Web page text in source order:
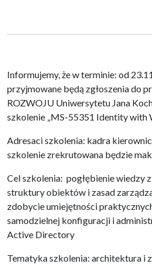
Informujemy, że w terminie: od
przyjmowane będą zgłoszenia do
ROZWOJU Uniwersytetu Jana
szkolenie „MS-55351 Identity with
Adresaci szkolenia: kadra
szkolenie zrekrutowana będzie
Cel szkolenia: pogłębienie wiedzy
struktury obiektów i zasad
zdobycie umiejętności
samodzielnej konfiguracji i
Active Directory
Tematyka szkolenia: architektura i